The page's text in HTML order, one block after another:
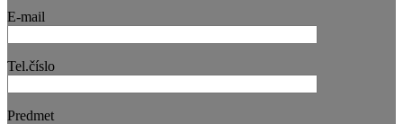
E-mail
Tel.číslo
Predmet